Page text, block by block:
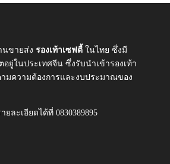
นขายส่ง รองเท้าเซฟตี้ ในไทย ซึ่งมี
อยู่ในประเทศจีน ซึ่งรับนำเข้ารองเท้า
มความต้องการและงบประมาณของ
ละเอียดได้ที่ 0830389895